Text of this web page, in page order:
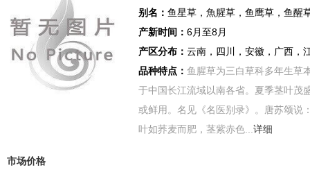
别名： 鱼星草，魚腥草，鱼鹰草，鱼醒
产新时间： 6月至8月
产区分布： 云南，四川，安徽，广西，
品种特点： 鱼腥草为三白草科多年生草
于中国长江流域以南各省。夏季茎叶茂
或鲜用。名见《名医别录》。唐苏颂说
叶如荞麦而肥，茎紫赤色... 详细
市场价格